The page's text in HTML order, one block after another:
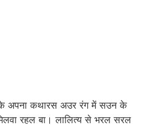
के अपना कथारस अउर रंग में सउन के
रहल बा। लालित्य से भरल सरल